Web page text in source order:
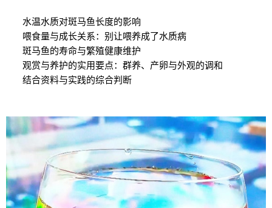
水温水质对斑马鱼长度的影响
喂食量与成长关系：别让喂养成了水质病
斑马鱼的寿命与繁殖健康维护
观赏与养护的实用要点：群养、产卵与外观的调和
结合资料与实践的综合判断